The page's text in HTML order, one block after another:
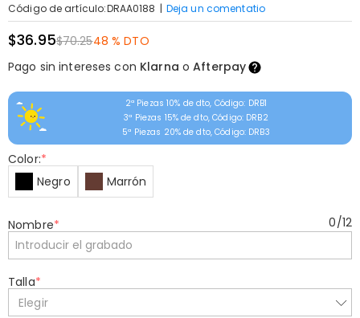
Código de artículo:DRAA0188 | Deja un comentatio
$36.95$70.2548 % DTO
Pago sin intereses con Klarna oAfterpay
2ª Piezas 10% de dto, Código: DRB1
3ª Piezas 15% de dto, Código: DRB2
5ª Piezas 20% de dto, Código: DRB3
Color:*
Negro
Marrón
Nombre* 0/12
Talla*
Elegir